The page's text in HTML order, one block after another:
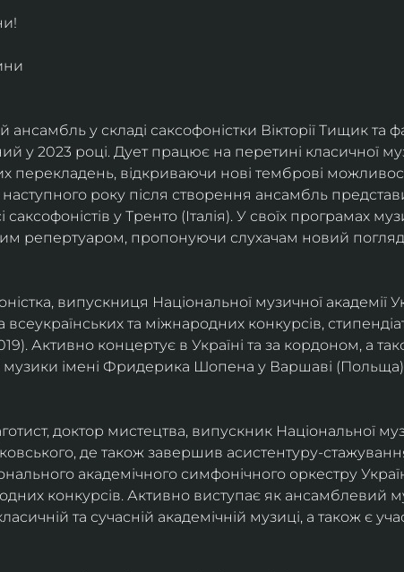
у складі саксофоністки Вікторії Тищик та
у 2023 році. Дует працює на перетині класичної
перекладень, відкриваючи нові темброві
року після створення ансамбль
у Тренто (Італія). У своїх програмах
репертуаром, пропонуючи слухачам новий
випускниця Національної музичної академії
всеукраїнських та міжнародних конкурсів,
Активно концертує в Україні та за кордоном, а
музики імені Фридерика Шопена у Варшаві
доктор мистецтва, випускник Національної
де також завершив асистентуру-
академічного симфонічного оркестру
конкурсів. Активно виступає як ансамблевий
та сучасній академічній музиці, а також є